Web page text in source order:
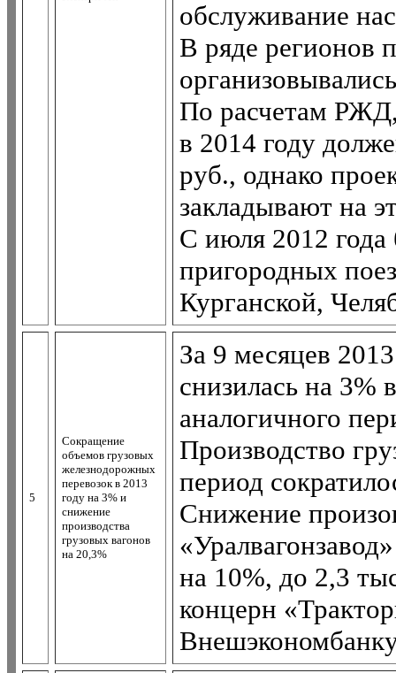
обслуживание
В ряде регионов
По расчетам
в 2014 году
руб., однако
закладывают на
С июля 2012 года
пригородных
Курганской,
5
Сокращение
объемов грузовых
железнодорожных
перевозок в 2013
году на 3% и
снижение
производства
грузовых вагонов
на 20,3%
За 9 месяцев
снизилась на 3%
аналогичного
Производство
период
Снижение
на 10%, до 2,3
концерн